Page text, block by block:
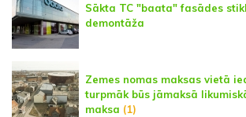
Sākta TC "baata" fasādes
demontāža
Zemes nomas maksas vietā
turpmāk būs jāmaksā
maksa (1)